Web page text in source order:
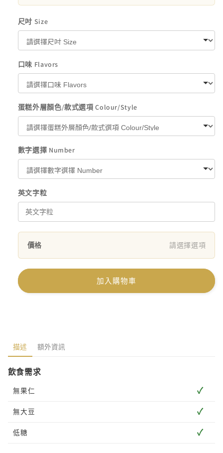
尺吋 Size
口味 Flavors
蛋糕外層顏色/款式選項 Colour/Style
數字選擇 Number
英文字粒
價格 請選擇選項
加入購物車
描述 額外資訊
飲食需求
無果仁 ✓
無大豆 ✓
低糖 ✓